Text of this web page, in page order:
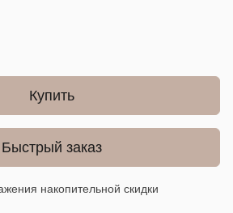
Купить
Быстрый заказ
накопительной скидки